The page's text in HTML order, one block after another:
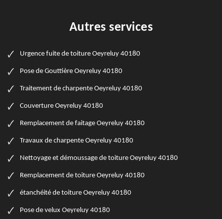
Autres services
Urgence fuite de toiture Oeyreluy 40180
Pose de Gouttière Oeyreluy 40180
Traitement de charpente Oeyreluy 40180
Couverture Oeyreluy 40180
Remplacement de faitage Oeyreluy 40180
Travaux de charpente Oeyreluy 40180
Nettoyage et démoussage de toiture Oeyreluy 40180
Remplacement de toiture Oeyreluy 40180
étanchéité de toiture Oeyreluy 40180
Pose de velux Oeyreluy 40180